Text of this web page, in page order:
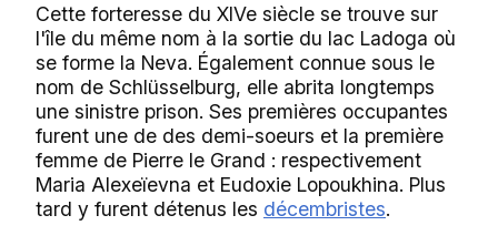
Cette forteresse du XIVe siècle se trouve sur
l'île du même nom à la sortie du lac Ladoga où
se forme la Neva. Également connue sous le
nom de Schlüsselburg, elle abrita longtemps
une sinistre prison. Ses premières occupantes
furent une de des demi-soeurs et la première
femme de Pierre le Grand : respectivement
Maria Alexeïevna et Eudoxie Lopoukhina. Plus
tard y furent détenus les décembristes.